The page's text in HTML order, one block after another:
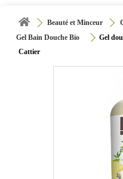
Beauté et Minceur
Gel Bain Douche Bio
Gel
Cattier